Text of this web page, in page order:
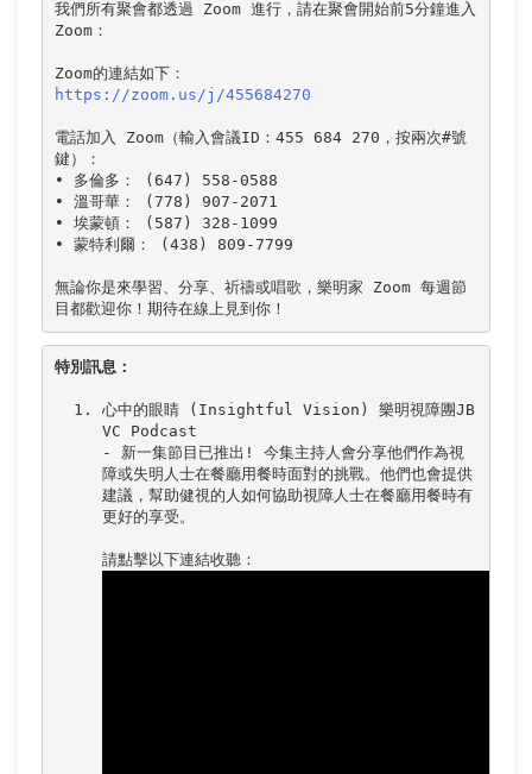
我們所有聚會都透過 Zoom 進行，請在聚會開始前5分鐘進入
Zoom：
https://zoom.us/j/455684270
電話加入 Zoom（輸入會議ID：455 684 270，按兩次#號
鍵）：
• 多倫多： (647) 558-0588
• 溫哥華： (778) 907-2071
• 埃蒙頓： (587) 328-1099
• 蒙特利爾： (438) 809-7799
無論你是來學習、分享、祈禱或唱歌，樂明家 Zoom 每週節
特別訊息：
心中的眼睛 (Insightful Vision) 樂明視障團JB
VC Podcast
- 新一集節目已推出! 今集主持人會分享他們作為視
障或失明人士在餐廳用餐時面對的挑戰。他們也會提供
建議，幫助健視的人如何協助視障人士在餐廳用餐時有
更好的享受。